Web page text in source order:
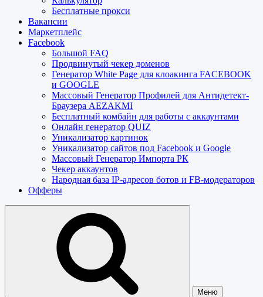
Бесплатные прокси
Вакансии
Маркетплейс
Facebook
Большой FAQ
Продвинутый чекер доменов
Генератор White Page для клоакинга FACEBOOK
и GOOGLE
Массовый Генератор Профилей для Антидетект-
Браузера AEZAKMI
Бесплатный комбайн для работы с аккаунтами
Онлайн генератор QUIZ
Уникализатор картинок
Уникализатор сайтов под Facebook и Google
Массовый Генератор Импорта РК
Чекер аккаунтов
Народная база IP-адресов ботов и FB-модераторов
Офферы
Меню